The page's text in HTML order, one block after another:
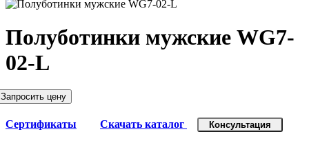
Полуботинки мужские WG7-
02-L
Запросить цену
Сертификаты Скачать каталог Консультация